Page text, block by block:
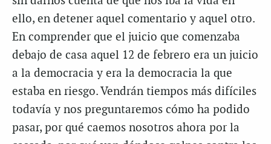
ello, en detener aquel comentario y aquel otro.
En comprender que el juicio que comenzaba
debajo de casa aquel 12 de febrero era un juicio
a la democracia y era la democracia la que
estaba en riesgo. Vendrán tiempos más difíciles
todavía y nos preguntaremos cómo ha podido
pasar, por qué caemos nosotros ahora por la